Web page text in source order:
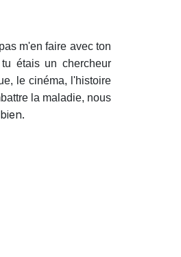
m'en faire avec ton
étais un chercheur
le cinéma, l'histoire
la maladie, nous